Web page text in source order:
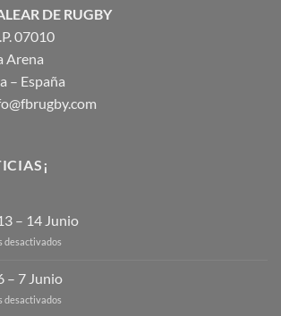
DE RUGBY
07010
Arena
– España
– 14 Junio
desactivados
–
– 7 Junio
desactivados